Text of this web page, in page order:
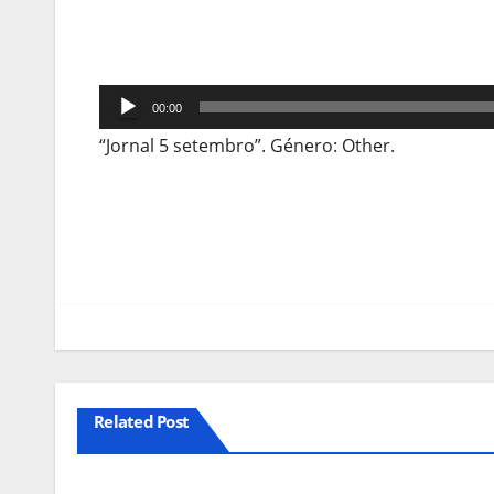
Reprodutor
de
00:00
“Jornal 5 setembro”. Género: Other.
Related Post